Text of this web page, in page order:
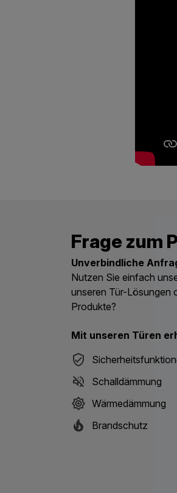
Frage zum
Unverbindliche
Nutzen Sie einfach
unseren Tür-Lösungen
Produkte?
Mit unseren Türen
Schalldämmung
Wärmedämmung
Brandschutz